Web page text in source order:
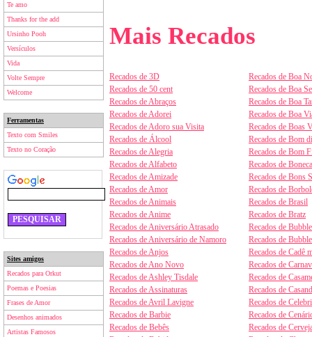
Te amo
Thanks for the add
Ursinho Pooh
Versículos
Vida
Volte Sempre
Welcome
Ferramentas
Texto com Smiles
Texto no Coração
Sites amigos
Recados para Orkut
Poemas e Poesias
Frases de Amor
Desenhos animados
Artistas Famosos
Mais Recados
Recados de 3D
Recados de 50 cent
Recados de Abraços
Recados de Adorei
Recados de Adoro sua Visita
Recados de Álcool
Recados de Alegria
Recados de Alfabeto
Recados de Amizade
Recados de Amor
Recados de Animais
Recados de Anime
Recados de Aniversário Atrasado
Recados de Aniversário de Namoro
Recados de Anjos
Recados de Ano Novo
Recados de Ashley Tisdale
Recados de Assinaturas
Recados de Avril Lavigne
Recados de Barbie
Recados de Bebês
Recados de Boa
Recados de Boa
Recados de Boa
Recados de Boa
Recados de Boas
Recados de Bom
Recados de Bom
Recados de
Recados de Bons
Recados de
Recados de Brasil
Recados de Bratz
Recados de
Recados de
Recados de Cadê
Recados de
Recados de
Recados de
Recados de
Recados de
Recados de